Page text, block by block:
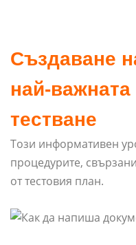
Създаване
най-
тестване
Този информативен
процедурите,
от тестовия план.